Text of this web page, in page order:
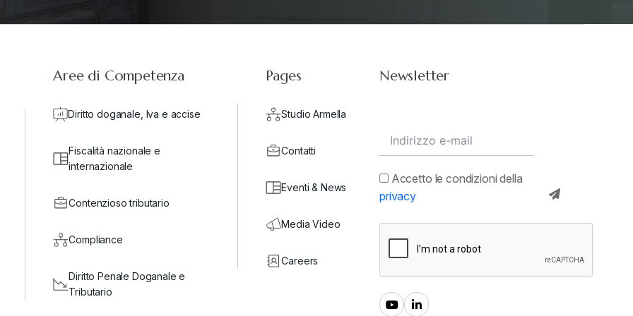
Aree di Competenza
Diritto doganale, Iva e accise
Fiscalità nazionale e
internazionale
Contenzioso tributario
Compliance
Diritto Penale Doganale e
Tributario
Pages
Studio Armella
Contatti
Eventi & News
Media Video
Careers
Newsletter
Accetto le condizioni della
privacy